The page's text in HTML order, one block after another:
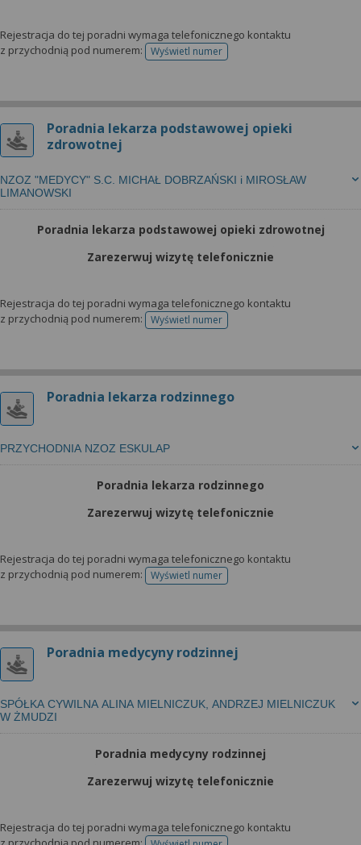
Rejestracja do tej poradni wymaga telefonicznego kontaktu
z przychodnią pod numerem:
Wyświetl numertelefonu do rejestracji
Poradnia lekarza podstawowej opieki
zdrowotnej
NZOZ "MEDYCY" S.C. MICHAŁ DOBRZAŃSKI i MIROSŁAW
LIMANOWSKI
Poradnia lekarza podstawowej opieki zdrowotnej
Zarezerwuj wizytę telefonicznie
Rejestracja do tej poradni wymaga telefonicznego kontaktu
z przychodnią pod numerem:
Wyświetl numertelefonu do rejestracji
Poradnia lekarza rodzinnego
PRZYCHODNIA NZOZ ESKULAP
Poradnia lekarza rodzinnego
Zarezerwuj wizytę telefonicznie
Rejestracja do tej poradni wymaga telefonicznego kontaktu
z przychodnią pod numerem:
Wyświetl numertelefonu do rejestracji
Poradnia medycyny rodzinnej
SPÓŁKA CYWILNA ALINA MIELNICZUK, ANDRZEJ MIELNICZUK
W ŻMUDZI
Poradnia medycyny rodzinnej
Zarezerwuj wizytę telefonicznie
Rejestracja do tej poradni wymaga telefonicznego kontaktu